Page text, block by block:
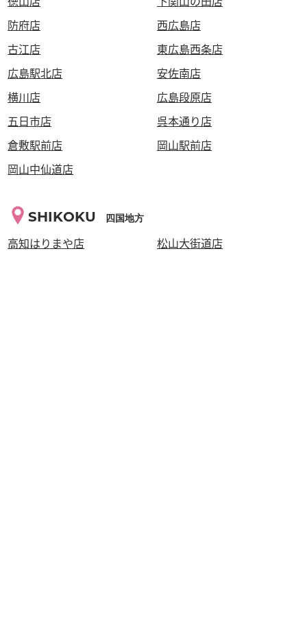
防府店
西広島店
古江店
東広島西条店
広島駅北店
安佐南店
横川店
広島段原店
五日市店
呉本通り店
倉敷駅前店
岡山駅前店
岡山中仙道店
SHIKOKU 四国地方
高知はりまや店
松山大街道店